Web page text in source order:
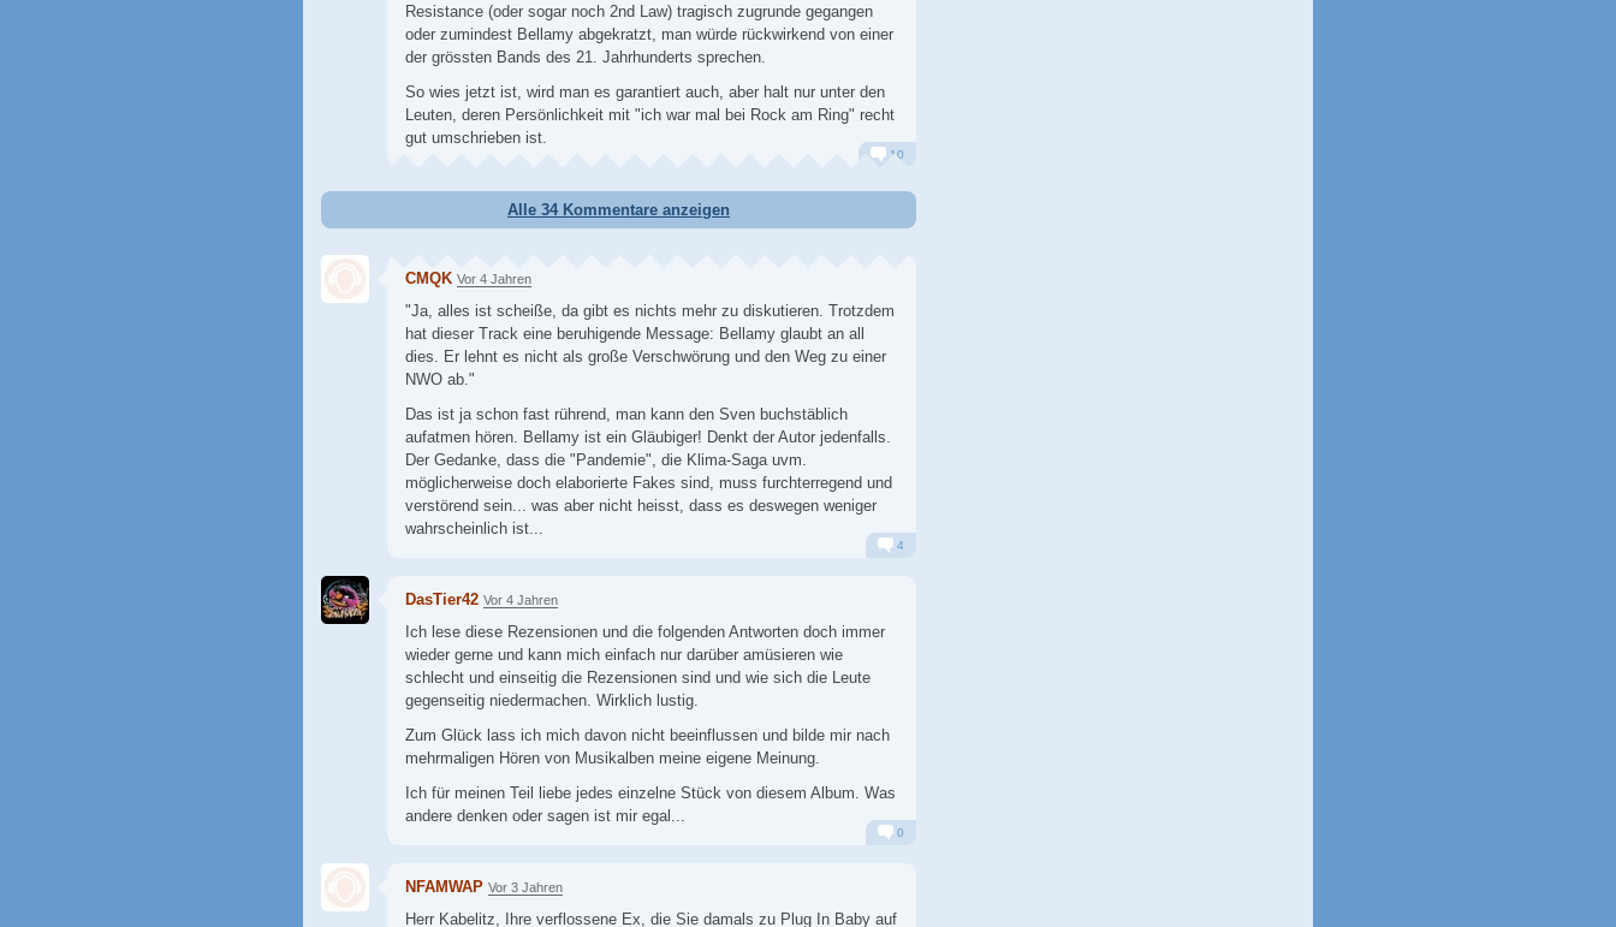
Resistance (oder sogar noch 2nd Law) tragisch zugrunde gegangen
oder zumindest Bellamy abgekratzt, man würde rückwirkend von einer
der grössten Bands des 21. Jahrhunderts sprechen.
So wies jetzt ist, wird man es garantiert auch, aber halt nur unter den
Leuten, deren Persönlichkeit mit "ich war mal bei Rock am Ring" recht
gut umschrieben ist.
10
Alle 34 Kommentare anzeigen
CMQK Vor 4 Jahren
"Ja, alles ist scheiße, da gibt es nichts mehr zu diskutieren. Trotzdem
hat dieser Track eine beruhigende Message: Bellamy glaubt an all
dies. Er lehnt es nicht als große Verschwörung und den Weg zu einer
NWO ab."
Das ist ja schon fast rührend, man kann den Sven buchstäblich
aufatmen hören. Bellamy ist ein Gläubiger! Denkt der Autor jedenfalls.
Der Gedanke, dass die "Pandemie", die Klima-Saga uvm.
möglicherweise doch elaborierte Fakes sind, muss furchterregend und
verstörend sein... was aber nicht heisst, dass es deswegen weniger
wahrscheinlich ist...
4
DasTier42 Vor 4 Jahren
Ich lese diese Rezensionen und die folgenden Antworten doch immer
wieder gerne und kann mich einfach nur darüber amüsieren wie
schlecht und einseitig die Rezensionen sind und wie sich die Leute
gegenseitig niedermachen. Wirklich lustig.
Zum Glück lass ich mich davon nicht beeinflussen und bilde mir nach
mehrmaligen Hören von Musikalben meine eigene Meinung.
Ich für meinen Teil liebe jedes einzelne Stück von diesem Album. Was
andere denken oder sagen ist mir egal...
0
NFAMWAP Vor 3 Jahren
Herr Kabelitz, Ihre verflossene Ex, die Sie damals zu Plug In Baby auf